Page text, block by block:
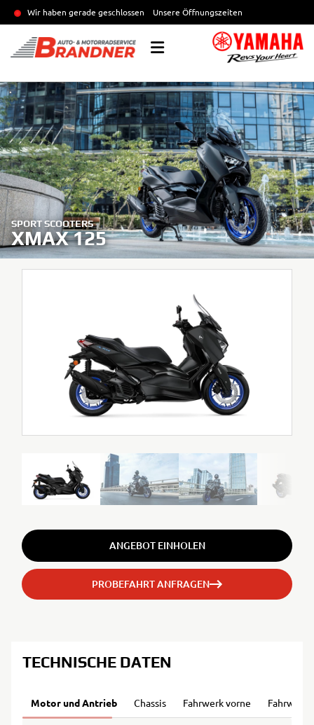
Wir haben gerade geschlossen Unsere Öffnungszeiten
SPORT SCOOTERS
XMAX 125
ANGEBOT EINHOLEN
PROBEFAHRT ANFRAGEN
TECHNISCHE DATEN
Motor und Antrieb Chassis Fahrwerk vorne Fahrwerk